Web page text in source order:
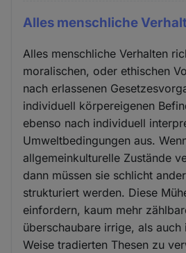
Alles menschliche
Alles menschliche Verhalten
moralischen, oder ethischen
nach erlassenen
individuell körpereigenen
ebenso nach individuell
Umweltbedingungen aus.
allgemeinkulturelle Zustände
dann müssen sie schlicht
strukturiert werden. Diese
einfordern, kaum mehr
überschaubare irrige, als
Weise tradierten Thesen zu